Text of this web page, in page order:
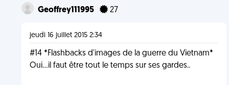
Geoffrey111995 27
jeudi 16 juillet 2015 2:34
#14 *Flashbacks d'images de la guerre du Vietnam*
Oui...il faut être tout le temps sur ses gardes..